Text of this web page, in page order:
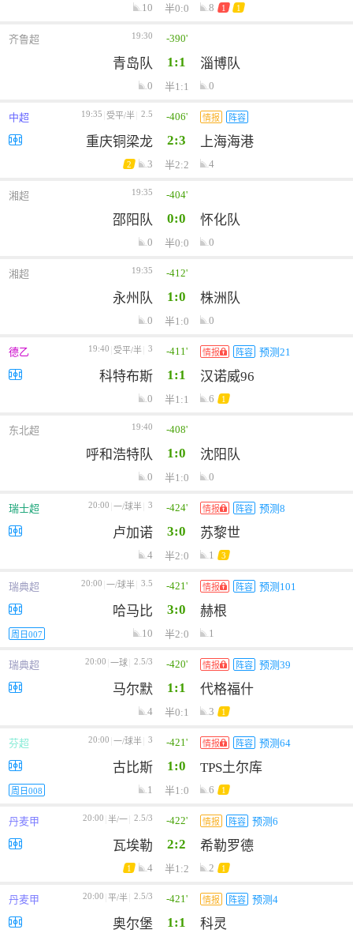
10 半0:0 8 1 1
齐鲁超 19:30 -390'
青岛队 1:1 淄博队
0 半1:1 0
中超 19:35 受平/半 2.5 -406' 情报 阵容
重庆铜梁龙 2:3 上海海港
2 3 半2:2 4
湘超 19:35 -404'
邵阳队 0:0 怀化队
0 半0:0 0
湘超 19:35 -412'
永州队 1:0 株洲队
0 半1:0 0
德乙 19:40 受平/半 3 -411' 情报 阵容 预测21
科特布斯 1:1 汉诺威96
0 半1:1 6 1
东北超 19:40 -408'
呼和浩特队 1:0 沈阳队
0 半1:0 0
瑞士超 20:00 一/球半 3 -424' 情报 阵容 预测8
卢加诺 3:0 苏黎世
4 半2:0 1 3
瑞典超 20:00 一/球半 3.5 -421' 情报 阵容 预测101
哈马比 3:0 赫根
周日007 10 半2:0 1
瑞典超 20:00 一球 2.5/3 -420' 情报 阵容 预测39
马尔默 1:1 代格福什
4 半0:1 3 1
芬超 20:00 一/球半 3 -421' 情报 阵容 预测64
古比斯 1:0 TPS土尔库
周日008 1 半1:0 6 1
丹麦甲 20:00 半/一 2.5/3 -422' 情报 阵容 预测6
瓦埃勒 2:2 希勒罗德
1 4 半1:2 2 1
丹麦甲 20:00 平/半 2.5/3 -421' 情报 阵容 预测4
奥尔堡 1:1 科灵